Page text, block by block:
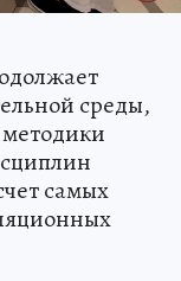
среды,
самых